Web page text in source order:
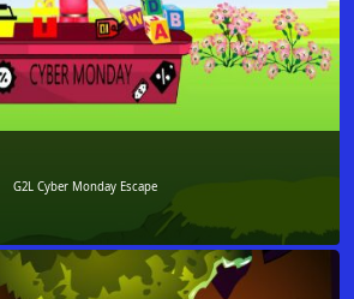
G2L Cyber Monday Escape